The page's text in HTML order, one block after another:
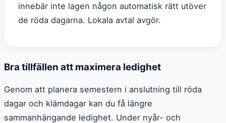
innebär inte lagen någon automatisk rätt utöver
de röda dagarna. Lokala avtal avgör.
Bra tillfällen att maximera ledighet
Genom att planera semestern i anslutning till röda
dagar och klämdagar kan du få längre
sammanhängande ledighet. Under nyår- och